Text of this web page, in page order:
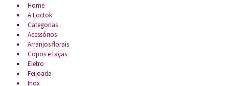
Home
A Loctok
Categorias
Acessórios
Arranjos florais
Copos e taças
Eletro
Feijoada
Inox